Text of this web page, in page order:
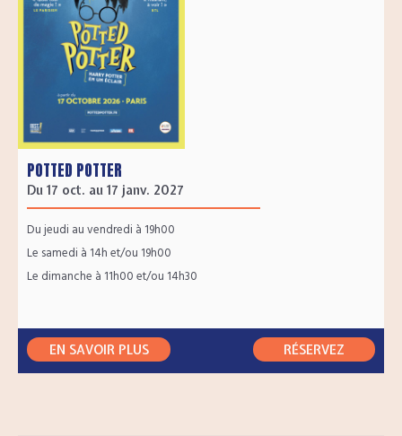
POTTED POTTER
Du 17 oct. au 17 janv. 2027
Du jeudi au vendredi à 19h00
Le samedi à 14h et/ou 19h00
Le dimanche à 11h00 et/ou 14h30
EN SAVOIR PLUS RÉSERVEZ